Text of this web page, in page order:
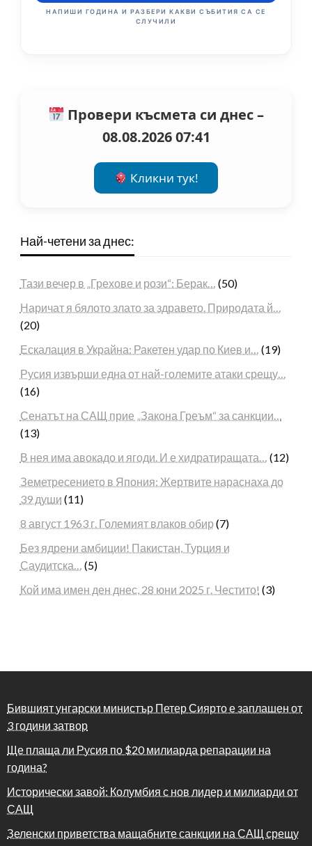
НАПИШИ ГОДИНА И РАЗБЕРИ КАКВИ СЪБИТИЯ СА СЕ
СЛУЧИЛИ
Провери късмета си днес –
08.08.2026 07:41
Кликни тук!
Най-четени за днес:
Тази вечер в „Грехове и рози“: Берак… (50)
Наричат я бялото злато за здравето. Природата й…
(20)
Ескалация в Украйна: Ракетен удар по Киев и… (19)
Русия извърши една от най-големите атаки срещу…
(16)
Сенатът на САЩ прие „Закона Греъм“ за санкции…
(13)
В нея има авокадо и ягоди. И е хидратиращата… (12)
Земетресението в Япония: Жертвите нараснаха до
39 души (11)
8 август 1963 г. Големият влаков обир (7)
Без ядрени амбиции! Пакистан, Турция и
Саудитска… (5)
Кой има имен ден днес, 28 юни 2025 г. Честито! (3)
Бившият унгарски министър Петер Сиярто е заплашен от
3 години затвор
Ще плаща ли Русия по $20 милиарда репарации на
година?
Исторически завой: Колумбия с нов лидер и милиарди от
САЩ
Зеленски приветства мащабните санкции на САЩ срещу